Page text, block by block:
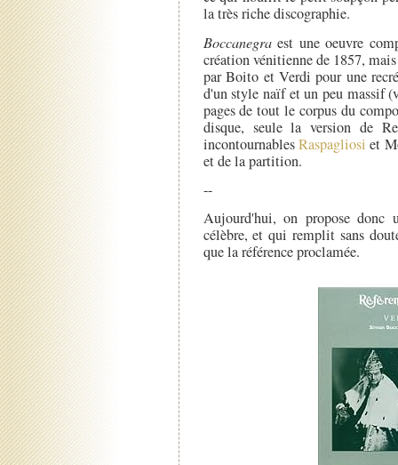
la très riche discographie.
Boccanegraest une oeuvre
création vénitienne de 1857,
par Boito et Verdi pour une
d'un style naïf et un peu massif
pages de tout le corpus du
disque, seule la version de
incontournablesRaspagliosi et
et de la partition.
--
Aujourd'hui, on propose donc
célèbre, et qui remplit sans
que la référence proclamée.